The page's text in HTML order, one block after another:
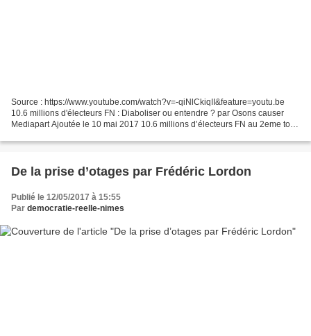
Source : https://www.youtube.com/watch?v=-qiNlCkiqII&feature=youtu.be
10.6 millions d'électeurs FN : Diaboliser ou entendre ? par Osons causer
Mediapart Ajoutée le 10 mai 2017 10.6 millions d’électeurs FN au 2eme tour.
De la prise d’otages par Frédéric Lordon
Publié le 12/05/2017 à 15:55
Par democratie-reelle-nimes